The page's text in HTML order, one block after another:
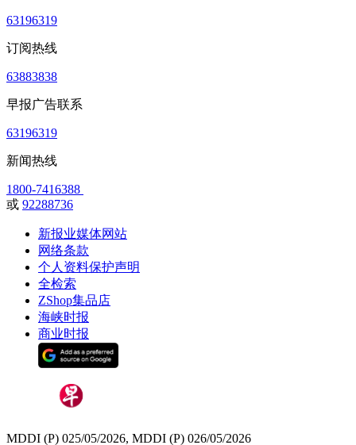
63196319
订阅热线
63883838
早报广告联系
63196319
新闻热线
1800-7416388
或 92288736
新报业媒体网站
网络条款
个人资料保护声明
全检索
ZShop集品店
海峡时报
商业时报
MDDI (P) 025/05/2026, MDDI (P) 026/05/2026